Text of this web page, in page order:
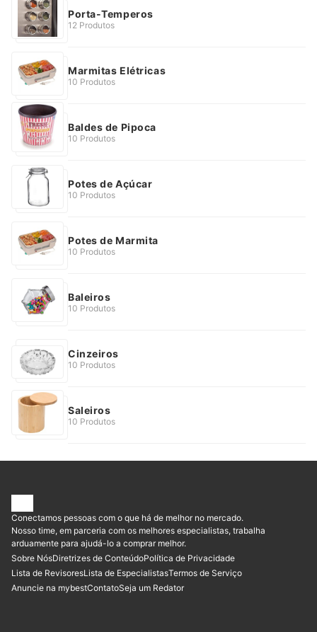
Porta-Temperos
12 Produtos
Marmitas Elétricas
10 Produtos
Baldes de Pipoca
10 Produtos
Potes de Açúcar
10 Produtos
Potes de Marmita
10 Produtos
Baleiros
10 Produtos
Cinzeiros
10 Produtos
Saleiros
10 Produtos
Conectamos pessoas com o que há de melhor no mercado.
Nosso time, em parceria com os melhores especialistas, trabalha
arduamente para ajudá-lo a comprar melhor.
Sobre NósDiretrizes de ConteúdoPolítica de Privacidade
Lista de RevisoresLista de EspecialistasTermos de Serviço
Anuncie na mybestContatoSeja um Redator